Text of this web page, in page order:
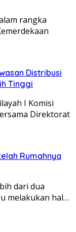
rangka
Distribusi
Tinggi
I Komisi
Direktorat
Rumahnya
dari dua
melakukan hal…